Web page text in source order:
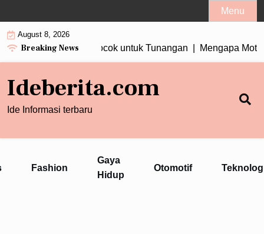
to
content
Menu
August 8, 2026
Breaking News
Tiga Berlian Cocok untuk Tunangan | Mengapa Motor
Ideberita.com
Ide Informasi terbaru
Fashion
Gaya
Hidup
Otomotif